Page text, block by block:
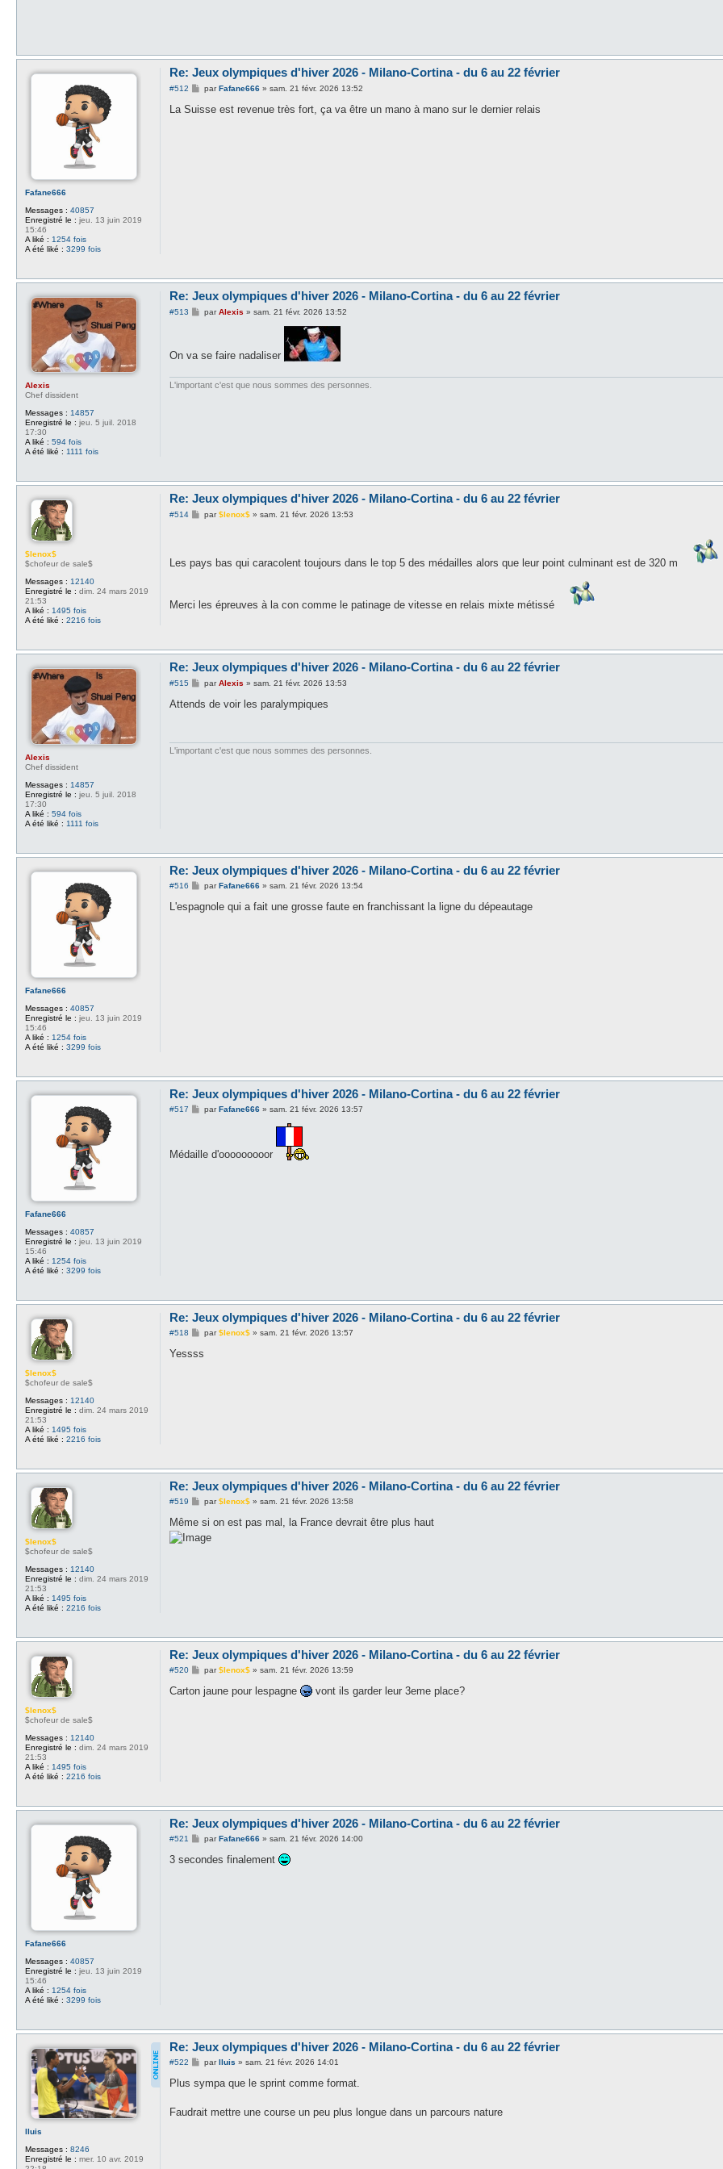
Fafane666
Messages : 40857
Enregistré le : jeu. 13 juin 2019
15:46
A liké : 1254 fois
A été liké : 3299 fois
Re: Jeux olympiques d'hiver 2026 - Milano-Cortina - du 6 au 22 février
#512
M
s
parFafane666 »sam. 21 févr. 2026 13:52
La Suisse est revenue très fort, ça va être un mano à mano sur le dernier relais
Alexis
Chef dissident
Messages : 14857
Enregistré le : jeu. 5 juil. 2018
17:30
A liké : 594 fois
A été liké : 1111 fois
Re: Jeux olympiques d'hiver 2026 - Milano-Cortina - du 6 au 22 février
#513
M
g
parAlexis »sam. 21 févr. 2026 13:52
On va se faire nadaliser
L'important c'est que nous sommes des personnes.
$lenox$
$chofeur de sale$
Messages : 12140
Enregistré le : dim. 24 mars 2019
21:53
A liké : 1495 fois
A été liké : 2216 fois
Re: Jeux olympiques d'hiver 2026 - Milano-Cortina - du 6 au 22 février
#514
M
g
e
par$lenox$ »sam. 21 févr. 2026 13:53
Les pays bas qui caracolent toujours dans le top 5 des médailles alors que leur point culminant est de 320 m
Merci les épreuves à la con comme le patinage de vitesse en relais mixte métissé
Alexis
Chef dissident
Messages : 14857
Enregistré le : jeu. 5 juil. 2018
17:30
A liké : 594 fois
A été liké : 1111 fois
Re: Jeux olympiques d'hiver 2026 - Milano-Cortina - du 6 au 22 février
#515
M
s
parAlexis »sam. 21 févr. 2026 13:53
Attends de voir les paralympiques
L'important c'est que nous sommes des personnes.
Fafane666
Messages : 40857
Enregistré le : jeu. 13 juin 2019
15:46
A liké : 1254 fois
A été liké : 3299 fois
Re: Jeux olympiques d'hiver 2026 - Milano-Cortina - du 6 au 22 février
#516
M
s
s
parFafane666 »sam. 21 févr. 2026 13:54
L'espagnole qui a fait une grosse faute en franchissant la ligne du dépeautage
Fafane666
Messages : 40857
Enregistré le : jeu. 13 juin 2019
15:46
A liké : 1254 fois
A été liké : 3299 fois
Re: Jeux olympiques d'hiver 2026 - Milano-Cortina - du 6 au 22 février
#517
M
g
parFafane666 »sam. 21 févr. 2026 13:57
Médaille d'ooooooooor
$lenox$
$chofeur de sale$
Messages : 12140
Enregistré le : dim. 24 mars 2019
21:53
A liké : 1495 fois
A été liké : 2216 fois
Re: Jeux olympiques d'hiver 2026 - Milano-Cortina - du 6 au 22 février
#518
M
s
par$lenox$ »sam. 21 févr. 2026 13:57
Yessss
$lenox$
$chofeur de sale$
Messages : 12140
Enregistré le : dim. 24 mars 2019
21:53
A liké : 1495 fois
A été liké : 2216 fois
Re: Jeux olympiques d'hiver 2026 - Milano-Cortina - du 6 au 22 février
#519
M
s
a
par$lenox$ »sam. 21 févr. 2026 13:58
Même si on est pas mal, la France devrait être plus haut
$lenox$
$chofeur de sale$
Messages : 12140
Enregistré le : dim. 24 mars 2019
21:53
A liké : 1495 fois
A été liké : 2216 fois
Re: Jeux olympiques d'hiver 2026 - Milano-Cortina - du 6 au 22 février
#520
M
s
s
par$lenox$ »sam. 21 févr. 2026 13:59
Carton jaune pour lespagne vont ils garder leur 3eme place?
Fafane666
Messages : 40857
Enregistré le : jeu. 13 juin 2019
15:46
A liké : 1254 fois
A été liké : 3299 fois
Re: Jeux olympiques d'hiver 2026 - Milano-Cortina - du 6 au 22 février
#521
M
s
parFafane666 »sam. 21 févr. 2026 14:00
3 secondes finalement
lluis
Messages : 8246
Enregistré le : mer. 10 avr. 2019
Re: Jeux olympiques d'hiver 2026 - Milano-Cortina - du 6 au 22 février
#522
M
s
s
g
parlluis »sam. 21 févr. 2026 14:01
Plus sympa que le sprint comme format.
Faudrait mettre une course un peu plus longue dans un parcours nature